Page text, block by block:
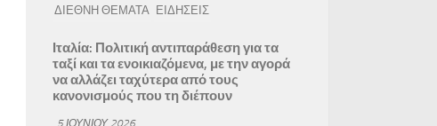
ΔΙΕΘΝΗ ΘΕΜΑΤΑ ΕΙΔΗΣΕΙΣ
Ιταλία: Πολιτική αντιπαράθεση για τα
ταξί και τα ενοικιαζόμενα, με την αγορά
να αλλάζει ταχύτερα από τους
κανονισμούς που τη διέπουν
5 ΙΟΥΝΊΟΥ 2026